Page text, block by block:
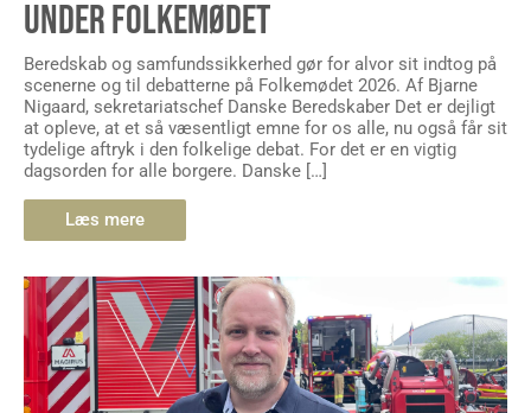
UNDER FOLKEMØDET
Beredskab og samfundssikkerhed gør for alvor sit indtog på
scenerne og til debatterne på Folkemødet 2026. Af Bjarne
Nigaard, sekretariatschef Danske Beredskaber Det er dejligt
at opleve, at et så væsentligt emne for os alle, nu også får sit
tydelige aftryk i den folkelige debat. For det er en vigtig
dagsorden for alle borgere. Danske […]
Læs mere